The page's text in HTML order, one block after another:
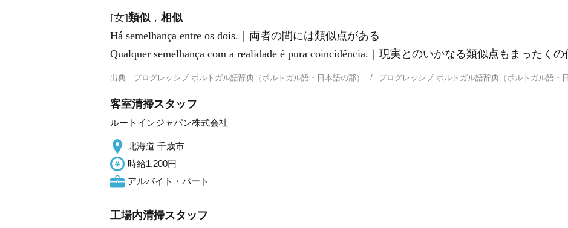
[女]類似， 相似
Há semelhança entre os dois.｜両者の間には類似点がある
Qualquer semelhança com a realidade é pura coincidência.｜現実とのいかなる類似点もまったくの
出典 プログレッシブ ポルトガル語辞典（ポルトガル語・日本語の部） プログレッシブ ポルトガル語辞典（ポルトガル語
客室清掃スタッフ
ルートインジャパン株式会社
北海道 千歳市
時給1,200円
アルバイト・パート
工場内清掃スタッフ